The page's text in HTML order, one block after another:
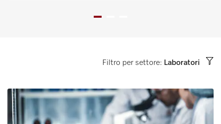
Filtro per settore: Laboratori